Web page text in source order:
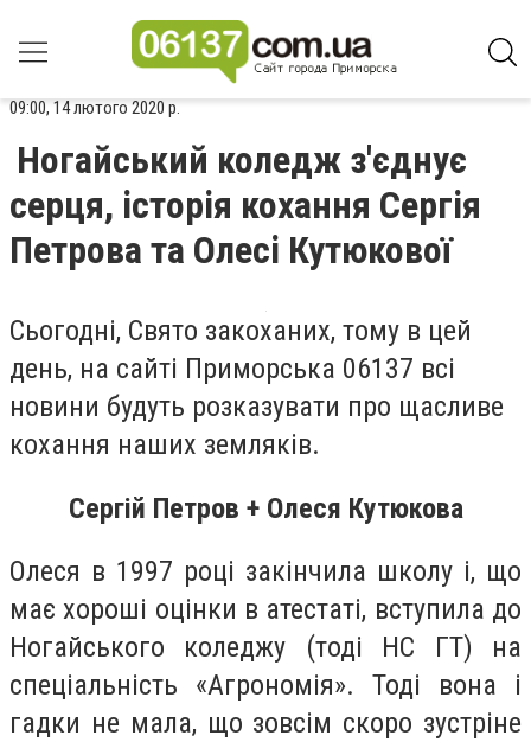
09:00, 14 лютого 2020 р.
Ногайський коледж з'єднує
серця, історія кохання Сергія
Петрова та Олесі Кутюкової
Сьогодні, Свято закоханих, тому в цей
день, на сайті Приморська 06137 всі
новини будуть розказувати про щасливе
кохання наших земляків.
Сергій Петров + Олеся Кутюкова
Олеся в 1997 році закінчила школу і, що
має хороші оцінки в атестаті, вступила до
Ногайського коледжу (тоді НС ГТ) на
спеціальність «Агрономія». Тоді вона і
гадки не мала, що зовсім скоро зустріне